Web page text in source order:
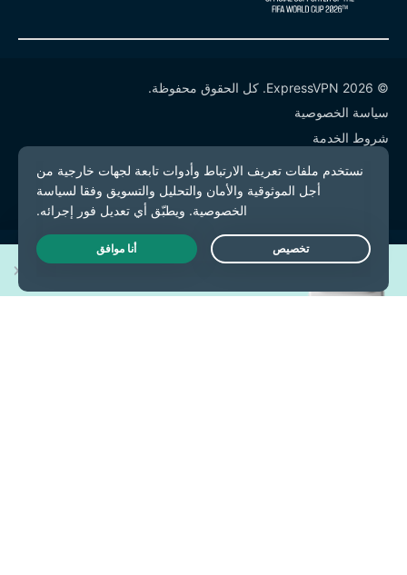
© 2026 ExpressVPN. كل الحقوق محفوظة.
سياسة الخصوصية
شروط الخدمة
إدارة ملفات تعريف الارتباط
Live Chat
اربح واحدًا من 30 هاتف